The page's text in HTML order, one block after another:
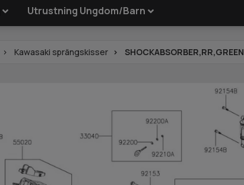
Utrustning Ungdom/Barn
Kawasaki sprängskisser SHOCKABSORBER,RR,GREEN